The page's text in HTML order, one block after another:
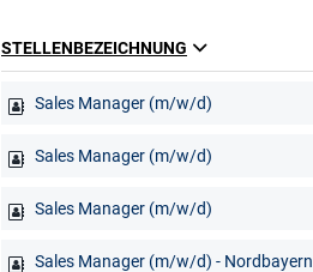
STELLENBEZEICHNUNG
Sales Manager (m/w/d)
Sales Manager (m/w/d)
Sales Manager (m/w/d)
Sales Manager (m/w/d) - Nordbayern